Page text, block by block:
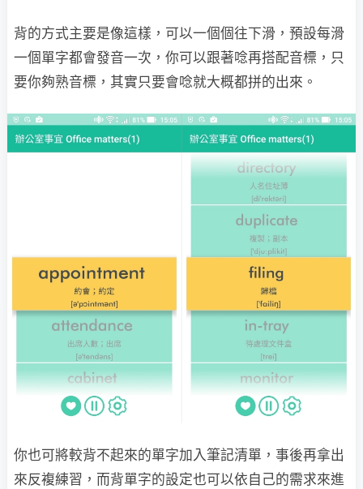
背的方式主要是像這樣，可以一個個往下滑，預設每滑
一個單字都會發音一次，你可以跟著唸再搭配音標，只
要你夠熟音標，其實只要會唸就大概都拼的出來。
你也可將較背不起來的單字加入筆記清單，事後再拿出
來反複練習，而背單字的設定也可以依自己的需求來進